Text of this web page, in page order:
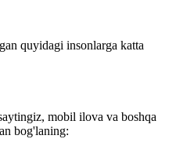
quyidagi insonlarga katta
mobil ilova va boshqa
bog'laning: